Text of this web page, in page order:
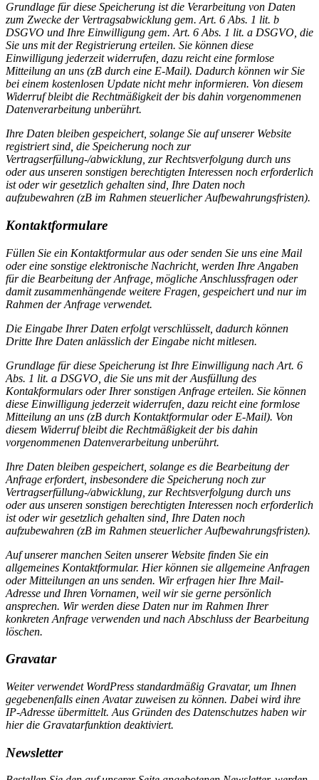
Grundlage für diese Speicherung ist die Verarbeitung von Daten
zum Zwecke der Vertragsabwicklung gem. Art. 6 Abs. 1 lit. b
DSGVO und Ihre Einwilligung gem. Art. 6 Abs. 1 lit. a DSGVO, die
Sie uns mit der Registrierung erteilen. Sie können diese
Einwilligung jederzeit widerrufen, dazu reicht eine formlose
Mitteilung an uns (zB durch eine E-Mail). Dadurch können wir Sie
bei einem kostenlosen Update nicht mehr informieren. Von diesem
Widerruf bleibt die Rechtmäßigkeit der bis dahin vorgenommenen
Datenverarbeitung unberührt.
Ihre Daten bleiben gespeichert, solange Sie auf unserer Website
registriert sind, die Speicherung noch zur
Vertragserfüllung-/abwicklung, zur Rechtsverfolgung durch uns
oder aus unseren sonstigen berechtigten Interessen noch erforderlich
ist oder wir gesetzlich gehalten sind, Ihre Daten noch
aufzubewahren (zB im Rahmen steuerlicher Aufbewahrungsfristen).
Kontaktformulare
Füllen Sie ein Kontaktformular aus oder senden Sie uns eine Mail
oder eine sonstige elektronische Nachricht, werden Ihre Angaben
für die Bearbeitung der Anfrage, mögliche Anschlussfragen oder
damit zusammenhängende weitere Fragen, gespeichert und nur im
Rahmen der Anfrage verwendet.
Die Eingabe Ihrer Daten erfolgt verschlüsselt, dadurch können
Dritte Ihre Daten anlässlich der Eingabe nicht mitlesen.
Grundlage für diese Speicherung ist Ihre Einwilligung nach Art. 6
Abs. 1 lit. a DSGVO, die Sie uns mit der Ausfüllung des
Kontakformulars oder Ihrer sonstigen Anfrage erteilen. Sie können
diese Einwilligung jederzeit widerrufen, dazu reicht eine formlose
Mitteilung an uns (zB durch Kontaktformular oder E-Mail). Von
diesem Widerruf bleibt die Rechtmäßigkeit der bis dahin
vorgenommenen Datenverarbeitung unberührt.
Ihre Daten bleiben gespeichert, solange es die Bearbeitung der
Anfrage erfordert, insbesondere die Speicherung noch zur
Vertragserfüllung-/abwicklung, zur Rechtsverfolgung durch uns
oder aus unseren sonstigen berechtigten Interessen noch erforderlich
ist oder wir gesetzlich gehalten sind, Ihre Daten noch
aufzubewahren (zB im Rahmen steuerlicher Aufbewahrungsfristen).
Auf unserer manchen Seiten unserer Website finden Sie ein
allgemeines Kontaktformular. Hier können sie allgemeine Anfragen
oder Mitteilungen an uns senden. Wir erfragen hier Ihre Mail-
Adresse und Ihren Vornamen, weil wir sie gerne persönlich
ansprechen. Wir werden diese Daten nur im Rahmen Ihrer
konkreten Anfrage verwenden und nach Abschluss der Bearbeitung
löschen.
Gravatar
Weiter verwendet WordPress standardmäßig Gravatar, um Ihnen
gegebenenfalls einen Avatar zuweisen zu können. Dabei wird ihre
IP-Adresse übermittelt. Aus Gründen des Datenschutzes haben wir
hier die Gravatarfunktion deaktiviert.
Newsletter